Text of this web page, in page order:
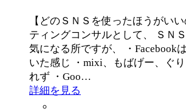
【どのＳＮＳを使ったほうがい
ティングコンサルとして、 ＳＮ
気になる所ですが、 ・Facebook
いた感じ ・mixi、もばげー、ぐ
れず ・Goo…
詳細を見る